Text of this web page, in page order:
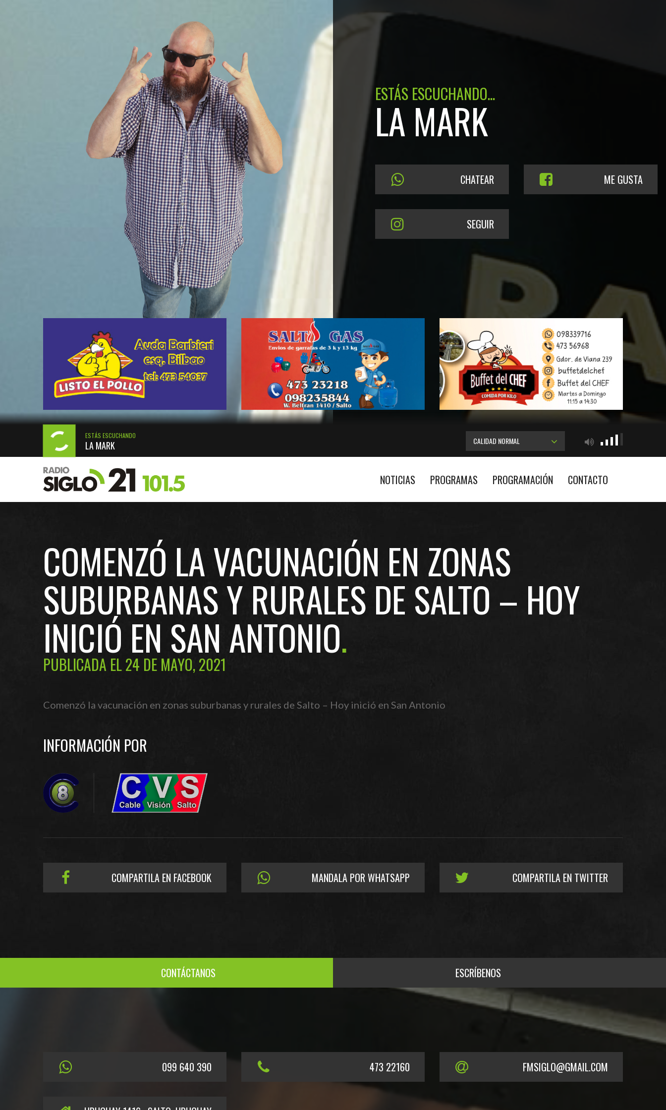
ESTÁS ESCUCHANDO...
LA MARK
CHATEAR ME GUSTA
SEGUIR
ESTÁS ESCUCHANDO
LA MARK CALIDAD NORMAL
NOTICIAS PROGRAMAS PROGRAMACIÓN CONTACTO
COMENZÓ LA VACUNACIÓN EN ZONAS
SUBURBANAS Y RURALES DE SALTO – HOY
INICIÓ EN SAN ANTONIO
PUBLICADA EL 24 DE MAYO, 2021
Comenzó la vacunación en zonas suburbanas y rurales de Salto – Hoy inició en San Antonio
INFORMACIÓN POR
COMPARTILA EN FACEBOOK MANDALA POR WHATSAPP COMPARTILA EN TWITTER
CONTÁCTANOS ESCRÍBENOS
099 640 390 473 22160 FMSIGLO@GMAIL.COM